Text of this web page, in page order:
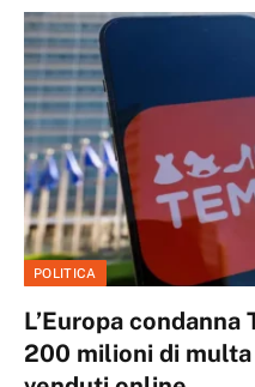
POLITICA
L’Europa
200 milioni di